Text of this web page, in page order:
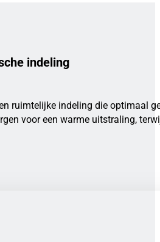
indeling
ruimtelijke indeling die optimaal
voor een warme uitstraling,